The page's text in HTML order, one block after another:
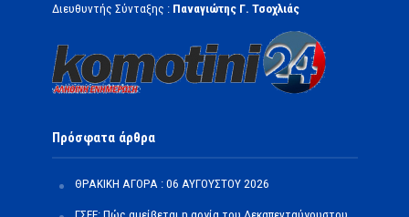
Διευθυντής Σύνταξης : Παναγιώτης Γ. Τσοχλιάς
Πρόσφατα άρθρα
ΘΡΑΚΙΚΗ ΑΓΟΡΑ : 06 ΑΥΓΟΥΣΤΟΥ 2026